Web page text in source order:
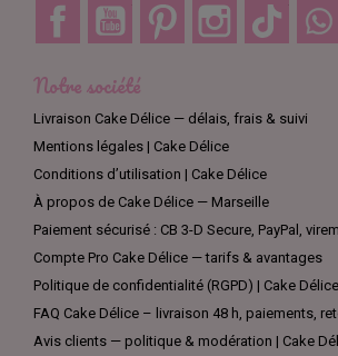
Facebook YouTube Pinterest Instagram TikTok
Notre société
Livraison Cake Délice — délais, frais & suivi
Mentions légales | Cake Délice
Conditions d’utilisation | Cake Délice
À propos de Cake Délice — Marseille
Paiement sécurisé : CB 3-D Secure, PayPal,
Compte Pro Cake Délice — tarifs & avantages
Politique de confidentialité (RGPD) | Cake Délice
FAQ Cake Délice – livraison 48 h, paiements,
Avis clients — politique & modération | Cake